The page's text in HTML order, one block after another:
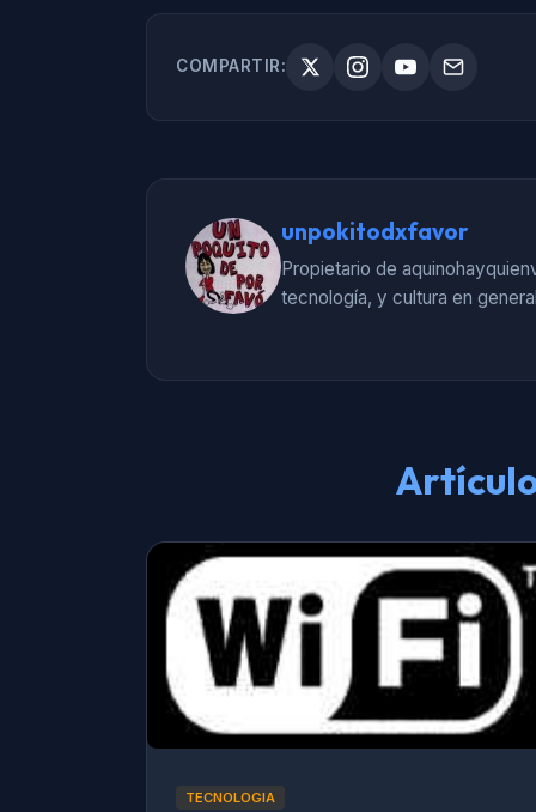
COMPARTIR:
unpokitodxfavor
Propietario de
tecnología, y cultura en
TECNOLOGIA